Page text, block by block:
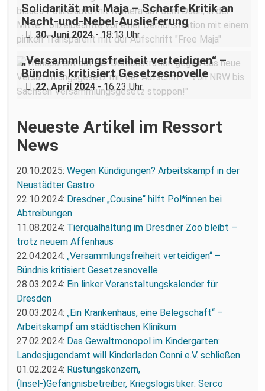
Solidarität mit Maja – Scharfe Kritik an
Nacht-und-Nebel-Auslieferung
30. Juni 2024- 18:13 Uhr
„Versammlungsfreiheit verteidigen“ –
Bündnis kritisiert Gesetzesnovelle
22. April 2024- 16:23 Uhr
Neueste Artikel im Ressort
News
20.10.2025: Wegen Kündigungen? Arbeitskampf in der
Neustädter Gastro
22.10.2024: Dresdner „Cousine“ hilft Pol*innen bei
Abtreibungen
11.08.2024: Tierqualhaltung im Dresdner Zoo bleibt –
trotz neuem Affenhaus
22.04.2024: „Versammlungsfreiheit verteidigen“ –
Bündnis kritisiert Gesetzesnovelle
28.03.2024: Ein linker Veranstaltungskalender für
Dresden
20.03.2024: „Ein Krankenhaus, eine Belegschaft“ –
Arbeitskampf am städtischen Klinikum
27.02.2024: Das Gewaltmonopol im Kindergarten:
Landesjugendamt will Kinderladen Conni e.V. schließen.
01.02.2024: Rüstungskonzern,
(Insel-)Gefängnisbetreiber, Kriegslogistiker: Serco